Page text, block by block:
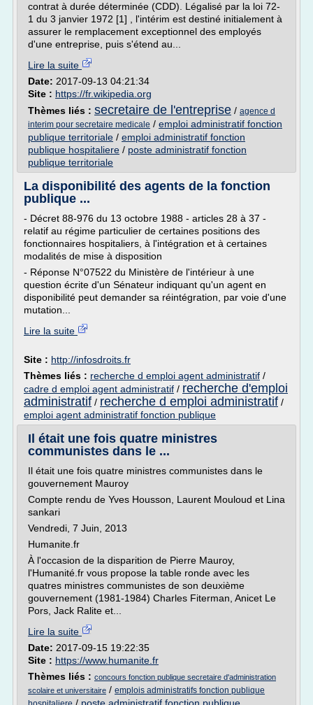
contrat à durée déterminée (CDD). Légalisé par la loi 72-
1 du 3 janvier 1972 [1] , l'intérim est destiné initialement à
assurer le remplacement exceptionnel des employés
d'une entreprise, puis s'étend au...
Lire la suite
Date: 2017-09-13 04:21:34
Site : https://fr.wikipedia.org
Thèmes liés : secretaire de l'entreprise / agence d
interim pour secretaire medicale / emploi administratif fonction
publique territoriale / emploi administratif fonction
publique hospitaliere / poste administratif fonction
publique territoriale
La disponibilité des agents de la fonction
publique ...
- Décret 88-976 du 13 octobre 1988 - articles 28 à 37 -
relatif au régime particulier de certaines positions des
fonctionnaires hospitaliers, à l'intégration et à certaines
modalités de mise à disposition
- Réponse N°07522 du Ministère de l'intérieur à une
question écrite d'un Sénateur indiquant qu'un agent en
disponibilité peut demander sa réintégration, par voie d'une
mutation...
Lire la suite
Site : http://infosdroits.fr
Thèmes liés : recherche d emploi agent administratif /
cadre d emploi agent administratif / recherche d'emploi
administratif / recherche d emploi administratif /
emploi agent administratif fonction publique
Il était une fois quatre ministres
communistes dans le ...
Il était une fois quatre ministres communistes dans le
gouvernement Mauroy
Compte rendu de Yves Housson, Laurent Mouloud et Lina
sankari
Vendredi, 7 Juin, 2013
Humanite.fr
À l'occasion de la disparition de Pierre Mauroy,
l'Humanité.fr vous propose la table ronde avec les
quatres ministres communistes de son deuxième
gouvernement (1981-1984) Charles Fiterman, Anicet Le
Pors, Jack Ralite et...
Lire la suite
Date: 2017-09-15 19:22:35
Site : https://www.humanite.fr
Thèmes liés : concours fonction publique secretaire d'administration
scolaire et universitaire / emplois administratifs fonction publique